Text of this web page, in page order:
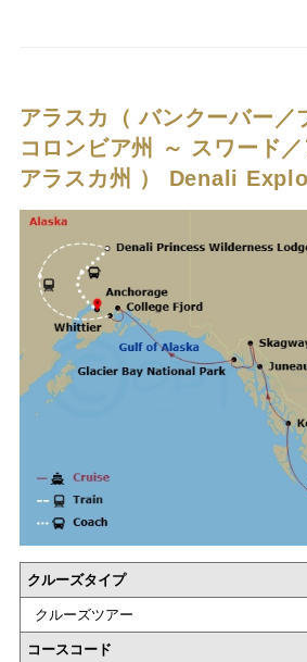
アラスカ（ バンクーバー／
コロンビア州 ～ スワード
アラスカ州 ） Denali
クルーズタイプ
クルーズツアー
コースコード